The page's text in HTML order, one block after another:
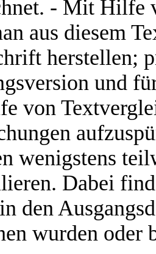
- Mit Hilfe
aus diesem
herstellen;
und
von
wenigstens
Dabei
den
wurden oder